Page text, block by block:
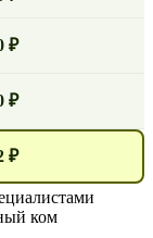
₽
₽
₽
ком